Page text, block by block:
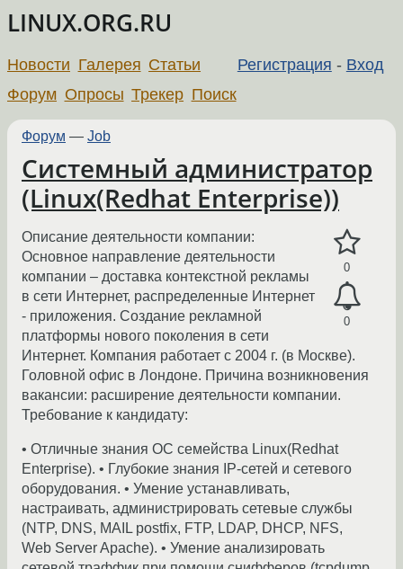
LINUX.ORG.RU
Регистрация - Вход
Новости Галерея Статьи
Форум Опросы Трекер Поиск
Форум — Job
Системный администратор
(Linux(Redhat Enterprise))
0
0
Описание деятельности компании:
Основное направление деятельности
компании – доставка контекстной рекламы
в сети Интернет, распределенные Интернет
- приложения. Создание рекламной
платформы нового поколения в сети
Интернет. Компания работает с 2004 г. (в Москве).
Головной офис в Лондоне. Причина возникновения
вакансии: расширение деятельности компании.
Требование к кандидату:
• Отличные знания ОС семейства Linux(Redhat
Enterprise). • Глубокие знания IP-сетей и сетевого
оборудования. • Умение устанавливать,
настраивать, администрировать сетевые службы
(NTP, DNS, MAIL postfix, FTP, LDAP, DHCP, NFS,
Web Server Apache). • Умение анализировать